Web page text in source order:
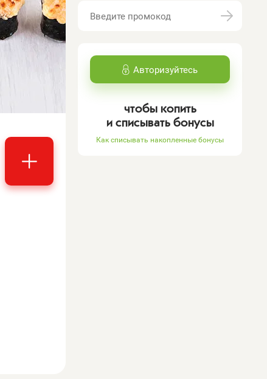
Авторизуйтесь
чтобы копить
и списывать бонусы
Как списывать накопленные бонусы